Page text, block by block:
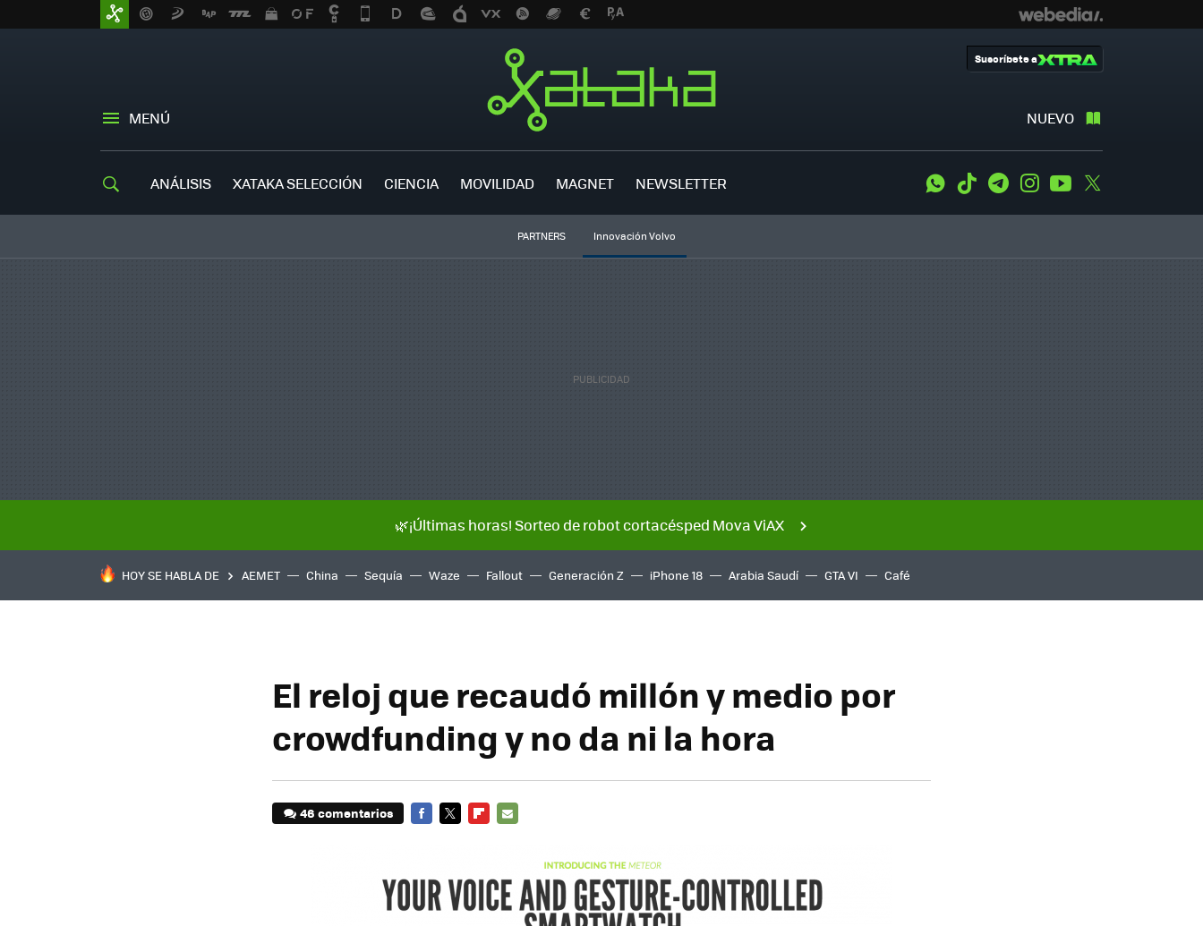
MENÚ NUEVO
Suscríbete a
ANÁLISIS XATAKA SELECCIÓN CIENCIA MOVILIDAD MAGNET NEWSLETTER WhatsApp
Tiktok TelegramInstagramYoutube
PARTNERS Innovación Volvo
🌿¡Últimas horas! Sorteo de robot cortacésped Mova ViAX
HOY SE HABLA DE AEMET China Sequía Waze Fallout Generación Z iPhone 18 Arabia Saudí GTA VI Café
El reloj que recaudó millón y medio por
crowdfunding y no da ni la hora
46 comentarios